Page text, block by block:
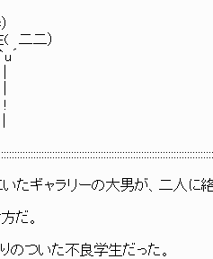
）
ャラリーの大男が、二人に絡
。
いた不良学生だった。